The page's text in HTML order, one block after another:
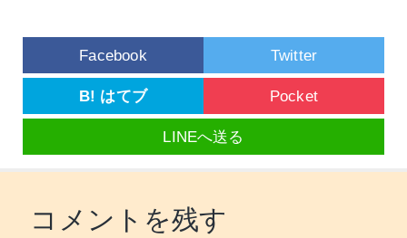
Facebook Twitter
B! はてブ Pocket
LINEへ送る
コメントを残す